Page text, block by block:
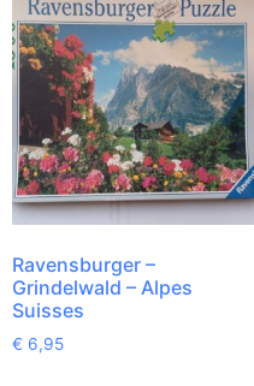
Ravensburger –
Grindelwald – Alpes
Suisses
€ 6,95